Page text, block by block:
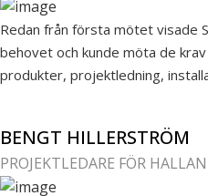
Redan från första mötet visade
behovet och kunde möta de
produkter, projektledning,
BENGT HILLERSTRÖM
PROJEKTLEDARE FÖR